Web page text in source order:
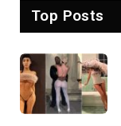
Top Posts